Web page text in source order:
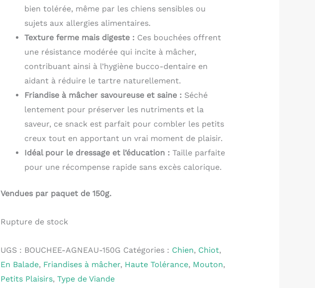
bien tolérée, même par les chiens sensibles ou
sujets aux allergies alimentaires.
Texture ferme mais digeste : Ces bouchées offrent
une résistance modérée qui incite à mâcher,
contribuant ainsi à l’hygiène bucco-dentaire en
aidant à réduire le tartre naturellement.
Friandise à mâcher savoureuse et saine : Séché
lentement pour préserver les nutriments et la
saveur, ce snack est parfait pour combler les petits
creux tout en apportant un vrai moment de plaisir.
Idéal pour le dressage et l’éducation : Taille parfaite
pour une récompense rapide sans excès calorique.
Vendues par paquet de 150g.
Rupture de stock
UGS : BOUCHEE-AGNEAU-150G Catégories : Chien, Chiot,
En Balade, Friandises à mâcher, Haute Tolérance, Mouton,
Petits Plaisirs,Type de Viande